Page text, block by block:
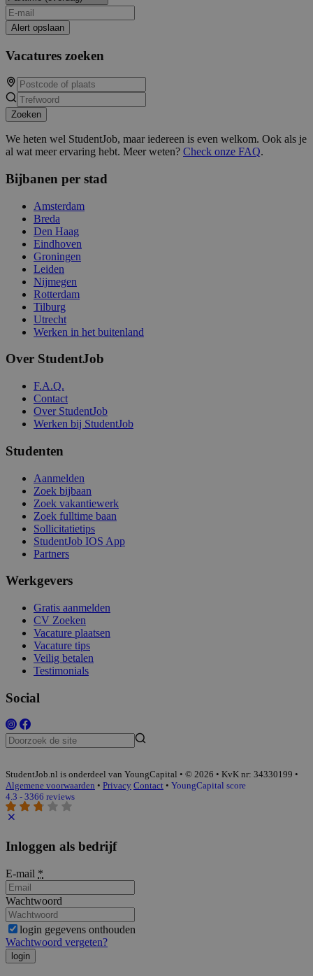
Alert opslaan
Vacatures zoeken
Zoeken
We heten wel StudentJob, maar iedereen is even welkom. Ook als je
al wat meer ervaring hebt. Meer weten? Check onze FAQ.
Bijbanen per stad
Amsterdam
Breda
Den Haag
Eindhoven
Groningen
Leiden
Nijmegen
Rotterdam
Tilburg
Utrecht
Werken in het buitenland
Over StudentJob
F.A.Q.
Contact
Over StudentJob
Werken bij StudentJob
Studenten
Aanmelden
Zoek bijbaan
Zoek vakantiewerk
Zoek fulltime baan
Sollicitatietips
StudentJob IOS App
Partners
Werkgevers
Gratis aanmelden
CV Zoeken
Vacature plaatsen
Vacature tips
Veilig betalen
Testimonials
Social
StudentJob.nl is onderdeel van YoungCapital • © 2026 • KvK nr: 34330199 •
Algemene voorwaarden • Privacy Contact • YoungCapital score
4.3 - 3366 reviews
Inloggen als bedrijf
E-mail *
Wachtwoord
login gegevens onthouden
Wachtwoord vergeten?
login